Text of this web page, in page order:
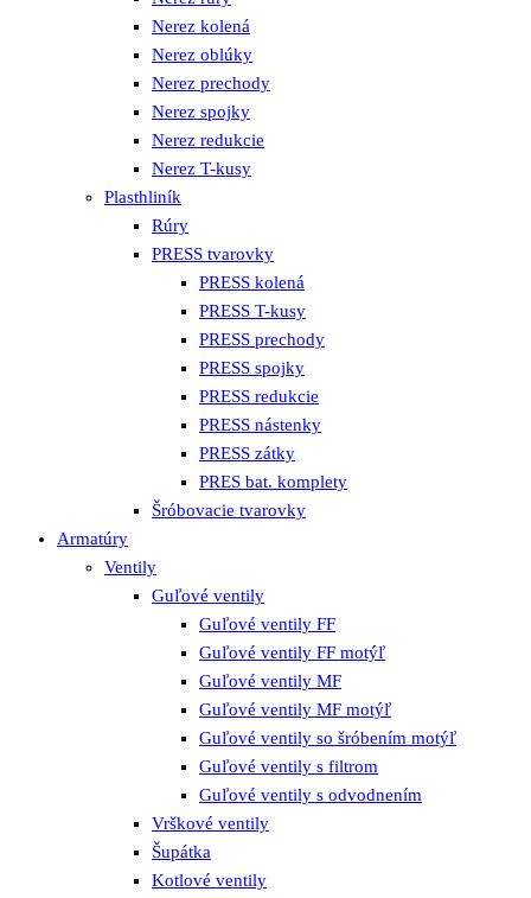
Nerez kolená
Nerez oblúky
Nerez prechody
Nerez spojky
Nerez redukcie
Nerez T-kusy
Plasthliník
Rúry
PRESS tvarovky
PRESS kolená
PRESS T-kusy
PRESS prechody
PRESS spojky
PRESS redukcie
PRESS nástenky
PRESS zátky
PRES bat. komplety
Šróbovacie tvarovky
Armatúry
Ventily
Guľové ventily
Guľové ventily FF
Guľové ventily FF motýľ
Guľové ventily MF
Guľové ventily MF motýľ
Guľové ventily so šróbením motýľ
Guľové ventily s filtrom
Guľové ventily s odvodnením
Vrškové ventily
Šupátka
Kotlové ventily